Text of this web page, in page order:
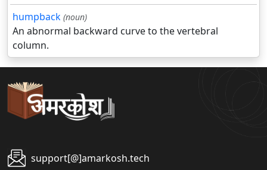
humpback (noun)
An abnormal backward curve to the vertebral
column.
support[@]amarkosh.tech